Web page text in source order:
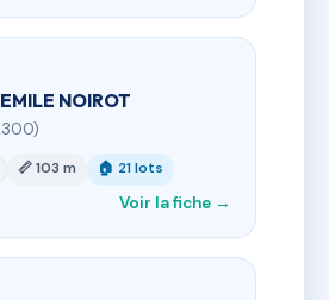
NOIROT
📏 103 m 🏠 21 lots
Voir la fiche →